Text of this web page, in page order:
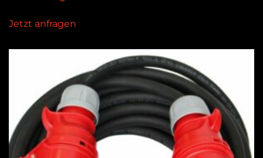
Jetzt anfragen